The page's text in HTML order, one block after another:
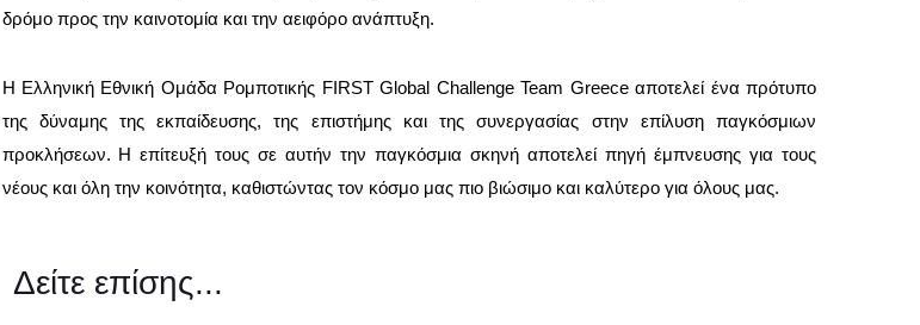
δρόμο προς την καινοτομία και την αειφόρο ανάπτυξη.
Η Ελληνική Εθνική Ομάδα Ρομποτικής FIRST Global Challenge Team Greece αποτελεί ένα πρότυπο
της δύναμης της εκπαίδευσης, της επιστήμης και της συνεργασίας στην επίλυση παγκόσμιων
προκλήσεων. Η επίτευξή τους σε αυτήν την παγκόσμια σκηνή αποτελεί πηγή έμπνευσης για τους
νέους και όλη την κοινότητα, καθιστώντας τον κόσμο μας πιο βιώσιμο και καλύτερο για όλους μας.
Δείτε επίσης...